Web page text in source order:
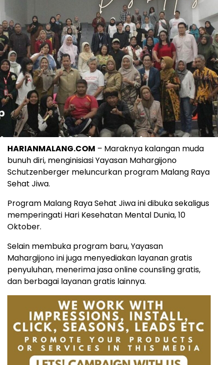
HARIANMALANG.COM – Maraknya kalangan muda
bunuh diri, menginisiasi Yayasan Mahargijono
Schutzenberger meluncurkan program Malang Raya
Sehat Jiwa.
Program Malang Raya Sehat Jiwa ini dibuka sekaligus
memperingati Hari Kesehatan Mental Dunia, 10
Oktober.
Selain membuka program baru, Yayasan
Mahargijono ini juga menyediakan layanan gratis
penyuluhan, menerima jasa online counsling gratis,
dan berbagai layanan gratis lainnya.